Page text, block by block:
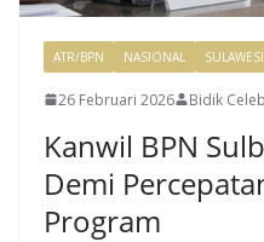
ATR/BPN NASIONAL
26 Februari 2026 Bidik
Kanwil BPN
Demi
Program